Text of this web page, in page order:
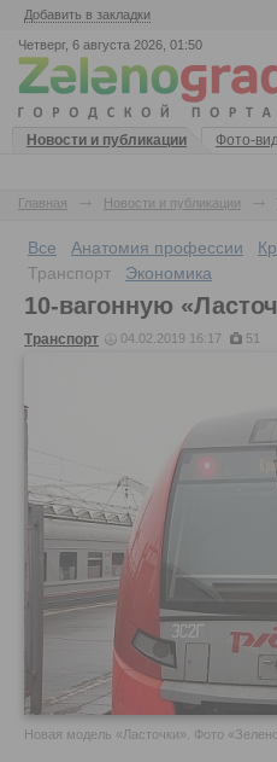
Добавить в закладки
Четверг, 6 августа 2026, 01:50
Новости и публикации Фото-
Главная Новости и публикации
Все Анатомия профессии
Транспорт
Экономика
10-вагонную
Транспорт 04.02.2019 16:17 51
Новая модель «Ласточки». Фото